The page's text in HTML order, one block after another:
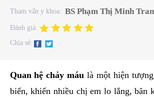
Tham vấn y khoa: BS Phạm Thị Minh
Đánh giá:
Chia sẻ:
Quan hệ chảy máu là một hiện
biến, khiến nhiều chị em lo lắng, băn